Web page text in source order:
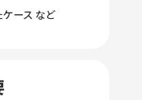
ース など